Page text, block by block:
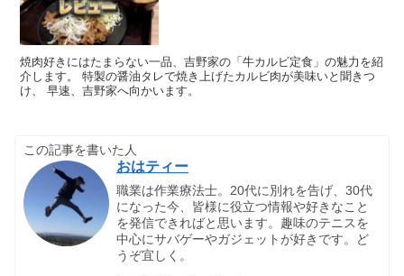
焼肉好きにはたまらない一品、吉野家の「牛カルビ定食」の魅力を紹
介します。 特製の醤油タレで焼き上げたカルビ肉が美味いと聞きつ
け、 早速、吉野家へ向かいます。
この記事を書いた人
おはティー
職業は作業療法士。20代に別れを告げ、30代
になった今、皆様に役立つ情報や好きなこと
を発信できればと思います。趣味のテニスを
中心にサバゲーやガジェットが好きです。ど
うぞ宜しく。